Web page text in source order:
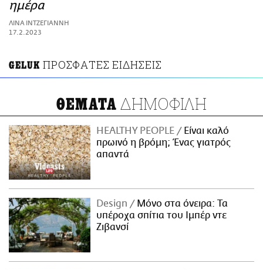
PRINT
ημέρα
ΛΙΝΑ ΙΝΤΖΕΓΙΑΝΝΗ
17.2.2023
GELUK ΠΡΟΣΦΑΤΕΣ ΕΙΔΗΣΕΙΣ
ΘΕΜΑΤΑ ΔΗΜΟΦΙΛΗ
HEALTHY PEOPLE
Είναι καλό
πρωινό η βρόμη; Ένας γιατρός
απαντά
Design
Μόνο στα όνειρα: Τα
υπέροχα σπίτια του Ιμπέρ ντε
Ζιβανσί